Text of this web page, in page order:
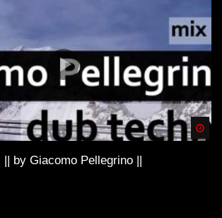
|| by Giacomo Pellegrino ||